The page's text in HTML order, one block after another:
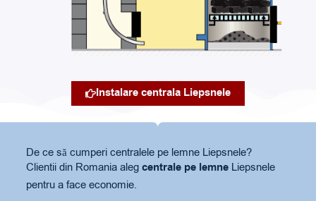
Instalare centrala Liepsnele
De ce să cumperi centralele pe lemne Liepsnele?
Clientii din Romania aleg centrale pe lemneLiepsnele
pentru a face economie.